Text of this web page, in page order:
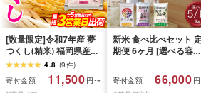
[数量限定]令和7年産 夢
つくし(精米) 福岡県産ブ
ランド米 10kg (品
番:3X11R7)
4.8 (9件)
寄付金額
11,500 円〜
新米 食べ比べセット
期便 6ヶ月 [選べる容
ん つきあかり つや姫
じのきらめき だて正夢
寄付金額 66,000